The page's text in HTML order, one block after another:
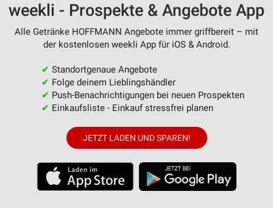
weekli - Prospekte & Angebote App
Alle Getränke HOFFMANN Angebote immer griffbereit – mit
der kostenlosen weekli App für iOS & Android.
✔ Standortgenaue Angebote
✔ Folge deinem Lieblingshändler
✔ Push-Benachrichtigungen bei neuen Prospekten
✔ Einkaufsliste - Einkauf stressfrei planen
JETZT LADEN UND SPAREN!